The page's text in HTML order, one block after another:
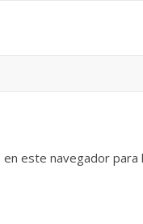
este navegador para